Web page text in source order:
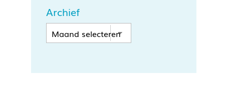
Archief